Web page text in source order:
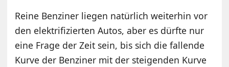
Reine Benziner liegen natürlich weiterhin vor
den elektrifizierten Autos, aber es dürfte nur
eine Frage der Zeit sein, bis sich die fallende
Kurve der Benziner mit der steigenden Kurve